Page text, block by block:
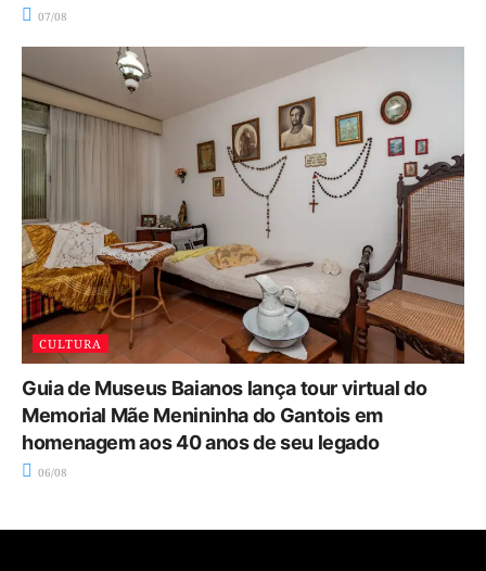
07/08
CULTURA
Guia de Museus Baianos lança tour virtual do
Memorial Mãe Menininha do Gantois em
homenagem aos 40 anos de seu legado
06/08